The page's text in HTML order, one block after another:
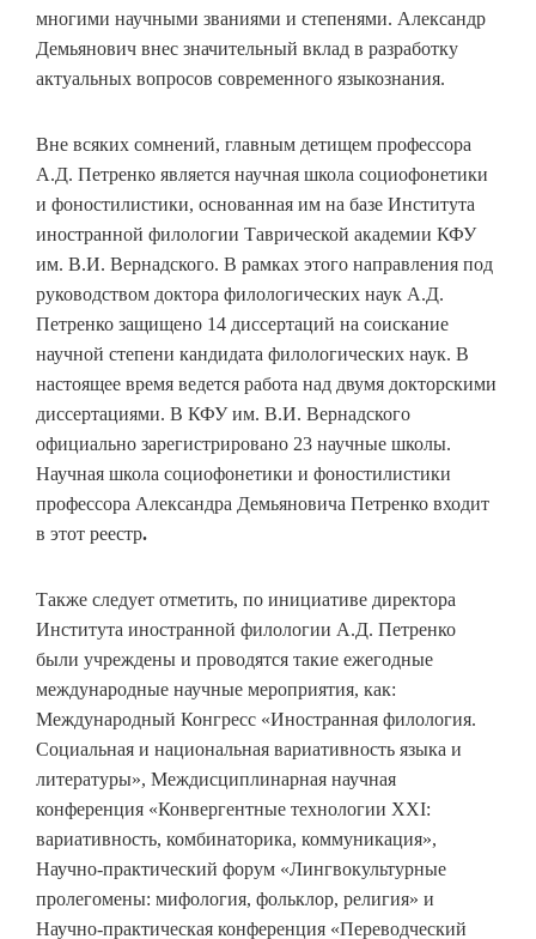
многими научными званиями и степенями. Александр
Демьянович внес значительный вклад в разработку
актуальных вопросов современного языкознания.
Вне всяких сомнений, главным детищем профессора
А.Д. Петренко является научная школа социофонетики
и фоностилистики, основанная им на базе Института
иностранной филологии Таврической академии КФУ
им. В.И. Вернадского. В рамках этого направления под
руководством доктора филологических наук А.Д.
Петренко защищено 14 диссертаций на соискание
научной степени кандидата филологических наук. В
настоящее время ведется работа над двумя докторскими
диссертациями. В КФУ им. В.И. Вернадского
официально зарегистрировано 23 научные школы.
Научная школа социофонетики и фоностилистики
профессора Александра Демьяновича Петренко входит
в этот реестр.
Также следует отметить, по инициативе директора
Института иностранной филологии А.Д. Петренко
были учреждены и проводятся такие ежегодные
международные научные мероприятия, как:
Международный Конгресс «Иностранная филология.
Социальная и национальная вариативность языка и
литературы», Междисциплинарная научная
конференция «Конвергентные технологии ХХI:
вариативность, комбинаторика, коммуникация»,
Научно-практический форум «Лингвокультурные
пролегомены: мифология, фольклор, религия» и
Научно-практическая конференция «Переводческий